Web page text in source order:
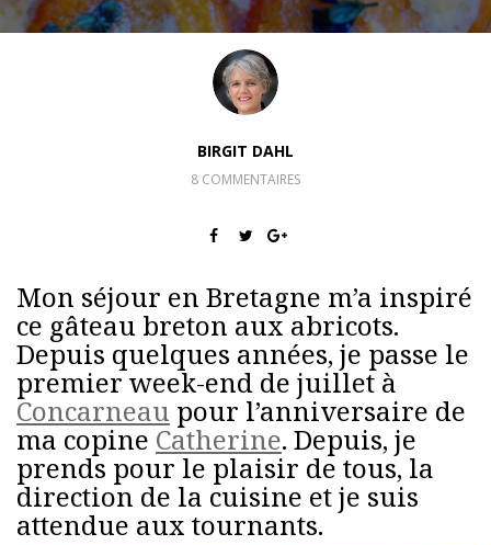
BIRGIT DAHL
8 COMMENTAIRES
Mon séjour en Bretagne m’a inspiré
ce gâteau breton aux abricots.
Depuis quelques années, je passe le
premier week-end de juillet à
Concarneau pour l’anniversaire de
ma copine Catherine. Depuis, je
prends pour le plaisir de tous, la
direction de la cuisine et je suis
attendue aux tournants.